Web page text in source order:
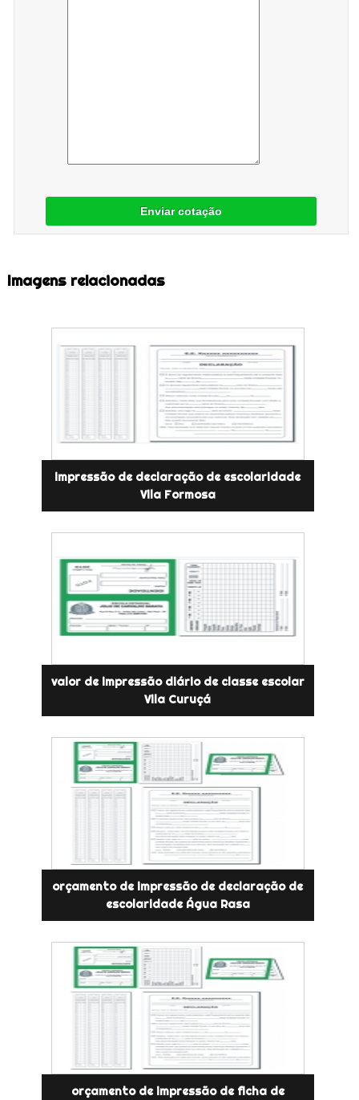
Enviar cotação
Imagens relacionadas
impressão de declaração de escolaridade
Vila Formosa
valor de impressão diário de classe escolar
Vila Curuçá
orçamento de impressão de declaração de
escolaridade Água Rasa
orçamento de impressão de ficha de